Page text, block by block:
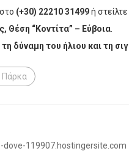
(+30) 22210 31499ή
Θέση “Κοντίτα” – Εύβοια.
δύναμη του ήλιου και τη
Πάρκα
dove-119907.hostingersite.com